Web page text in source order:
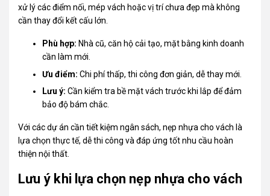
xử lý các điểm nối, mép vách hoặc vị trí chưa đẹp mà không
cần thay đổi kết cấu lớn.
Phù hợp: Nhà cũ, căn hộ cải tạo, mặt bằng kinh doanh
cần làm mới.
Ưu điểm: Chi phí thấp, thi công đơn giản, dễ thay mới.
Lưu ý: Cần kiểm tra bề mặt vách trước khi lắp để đảm
bảo độ bám chắc.
Với các dự án cần tiết kiệm ngân sách, nẹp nhựa cho vách là
lựa chọn thực tế, dễ thi công và đáp ứng tốt nhu cầu hoàn
thiện nội thất.
Lưu ý khi lựa chọn nẹp nhựa cho vách